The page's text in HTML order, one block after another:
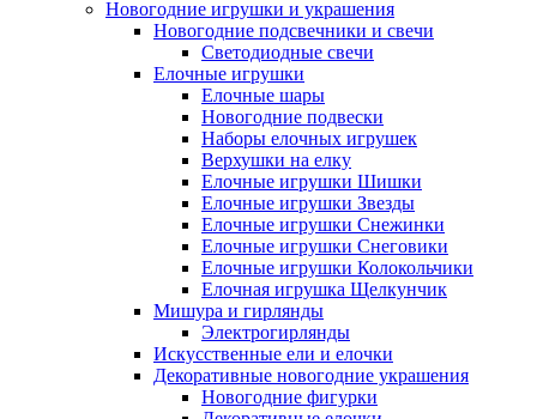
Новогодние игрушки и украшения
Новогодние подсвечники и свечи
Светодиодные свечи
Елочные игрушки
Елочные шары
Новогодние подвески
Наборы елочных игрушек
Верхушки на елку
Елочные игрушки Шишки
Елочные игрушки Звезды
Елочные игрушки Снежинки
Елочные игрушки Снеговики
Елочные игрушки Колокольчики
Елочная игрушка Щелкунчик
Мишура и гирлянды
Электрогирлянды
Искусственные ели и елочки
Декоративные новогодние украшения
Новогодние фигурки